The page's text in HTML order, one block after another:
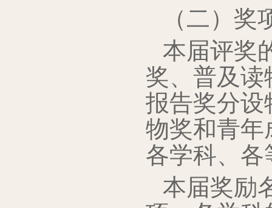
（二）
本届评奖
奖、普及读
报告奖分设
物奖和青年
各学科、
本届奖励